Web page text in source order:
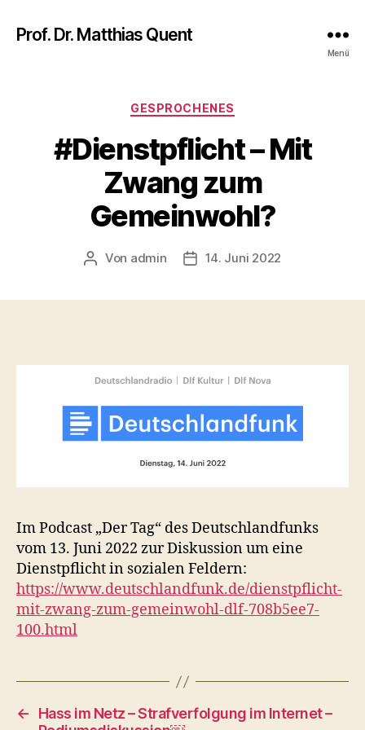
Prof. Dr. Matthias Quent
Menü
Kategorien
GESPROCHENES
#Dienstpflicht – Mit
Zwang zum
Gemeinwohl?
Beitragsautor
Von admin Veröffentlichungsdatum
14. Juni 2022
Im Podcast „Der Tag“ des Deutschlandfunks
vom 13. Juni 2022 zur Diskussion um eine
Dienstpflicht in sozialen Feldern:
https://www.deutschlandfunk.de/dienstpflicht-
mit-zwang-zum-gemeinwohl-dlf-708b5ee7-
100.html
←
Hass im Netz – Strafverfolgung im Internet –